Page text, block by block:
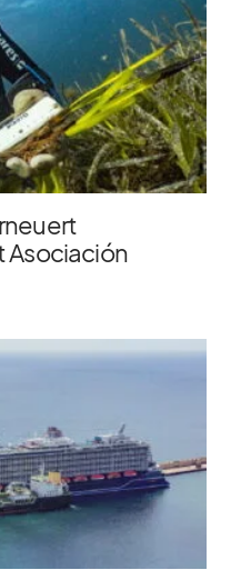
Asociación